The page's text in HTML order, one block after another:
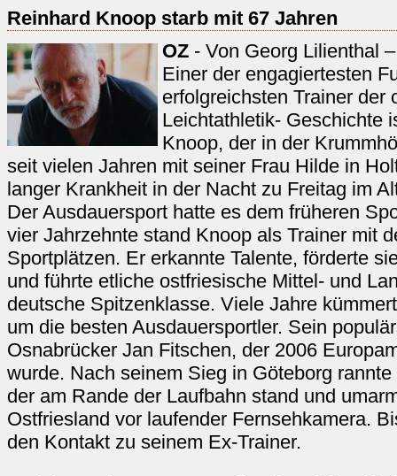
Reinhard Knoop starb mit 67 Jahren
OZ - Von Georg Lilienthal
Einer der engagiertesten
erfolgreichsten Trainer der
Leichtathletik- Geschichte
Knoop, der in der
seit vielen Jahren mit seiner Frau Hilde in
langer Krankheit in der Nacht zu Freitag im
Der Ausdauersport hatte es dem früheren
vier Jahrzehnte stand Knoop als Trainer mit
Sportplätzen. Er erkannte Talente, förderte
und führte etliche ostfriesische Mittel- und
deutsche Spitzenklasse. Viele Jahre
um die besten Ausdauersportler. Sein
Osnabrücker Jan Fitschen, der 2006
wurde. Nach seinem Sieg in Göteborg
der am Rande der Laufbahn stand und
Ostfriesland vor laufender Fernsehkamera.
den Kontakt zu seinem Ex-Trainer.